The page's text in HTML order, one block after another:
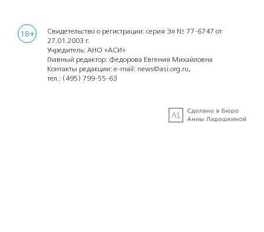
18+
Свидетельство о регистрации: серия Эл № 77-6747 от
27.01.2003 г.
Учредитель: АНО «АСИ»
Главный редактор: Федорова Евгения Михайловна
Контакты редакции: e-mail: news@asi.org.ru,
тел.: (495) 799-55-63